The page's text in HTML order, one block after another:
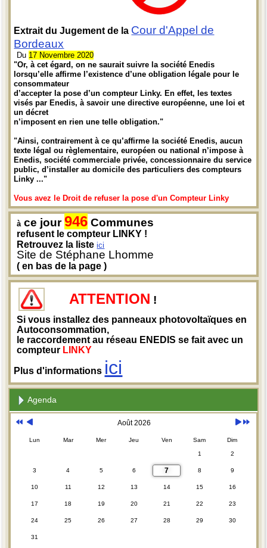
Extrait du Jugement de la Cour d'Appel de
Bordeaux
Du 17 Novembre 2020
"Or, à cet égard, on ne saurait suivre la société Enedis
lorsqu’elle affirme l’existence d’une obligation légale pour le
consommateur
d’accepter la pose d’un compteur Linky. En effet, les textes
visés par Enedis, à savoir une directive européenne, une loi et
un décret
n’imposent en rien une telle obligation."
"Ainsi, contrairement à ce qu’affirme la société Enedis, aucun
texte légal ou règlementaire, européen ou national n’impose à
Enedis, société commerciale privée, concessionnaire du service
public, d’installer au domicile des particuliers des compteurs
Linky ..."
Vous avez le Droit de refuser la pose d'un Compteur Linky
à ce jour946 Communes
refusent le compteur LINKY !
Retrouvez la listeici
Site de Stéphane Lhomme
( en bas de la page )
ATTENTION !
Si vous installez des panneaux photovoltaïques en
Autoconsommation,
le raccordement au réseau ENEDIS se fait avec un
compteur LINKY
Plus d'informations ici
Agenda
Août 2026
Lun Mar Mer Jeu Ven Sam Dim
1 2
3 4 5 6 7 8 9
10 11 12 13 14 15 16
17 18 19 20 21 22 23
24 25 26 27 28 29 30
31